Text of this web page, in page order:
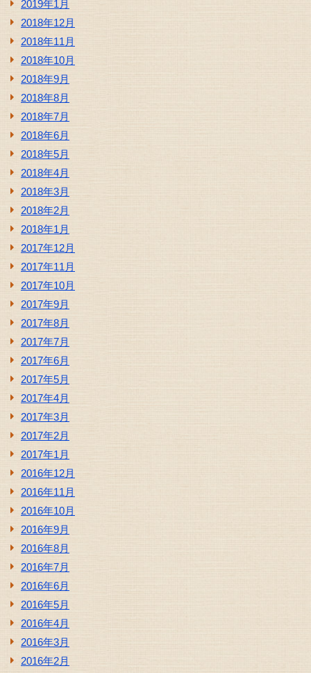
2019年1月
2018年12月
2018年11月
2018年10月
2018年9月
2018年8月
2018年7月
2018年6月
2018年5月
2018年4月
2018年3月
2018年2月
2018年1月
2017年12月
2017年11月
2017年10月
2017年9月
2017年8月
2017年7月
2017年6月
2017年5月
2017年4月
2017年3月
2017年2月
2017年1月
2016年12月
2016年11月
2016年10月
2016年9月
2016年8月
2016年7月
2016年6月
2016年5月
2016年4月
2016年3月
2016年2月